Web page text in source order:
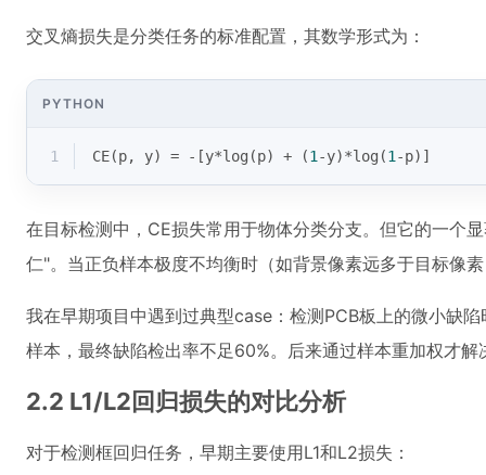
交叉熵损失是分类任务的标准配置，其数学形式为：
PYTHON
1 CE(p, y) = -[y*log(p) + (1 -y)*log(1 -p)]
在目标检测中，CE损失常用于物体分类分支。但它的一个
仁"。当正负样本极度不均衡时（如背景像素远多于目标像
我在早期项目中遇到过典型case：检测PCB板上的微小缺
样本，最终缺陷检出率不足60%。后来通过样本重加权才解
2.2 L1/L2回归损失的对比分析
对于检测框回归任务，早期主要使用L1和L2损失：